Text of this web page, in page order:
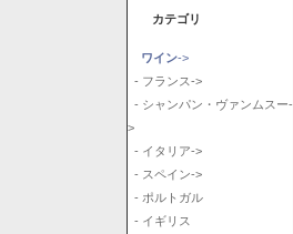
カテゴリ
ワイン->
- フランス->
- シャンパン・ヴァンムスー-
>
- イタリア->
- スペイン->
- ポルトガル
- イギリス